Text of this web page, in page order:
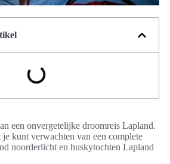
een onvergetelijke droomreis Lapland.
kunt verwachten van een complete
noorderlicht en huskytochten Lapland